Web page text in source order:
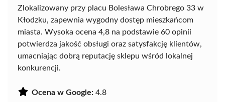
Zlokalizowany przy placu Bolesława Chrobrego 33 w
Kłodzku, zapewnia wygodny dostęp mieszkańcom
miasta. Wysoka ocena 4,8 na podstawie 60 opinii
potwierdza jakość obsługi oraz satysfakcję klientów,
umacniając dobrą reputację sklepu wśród lokalnej
konkurencji.
Ocena w Google: 4.8